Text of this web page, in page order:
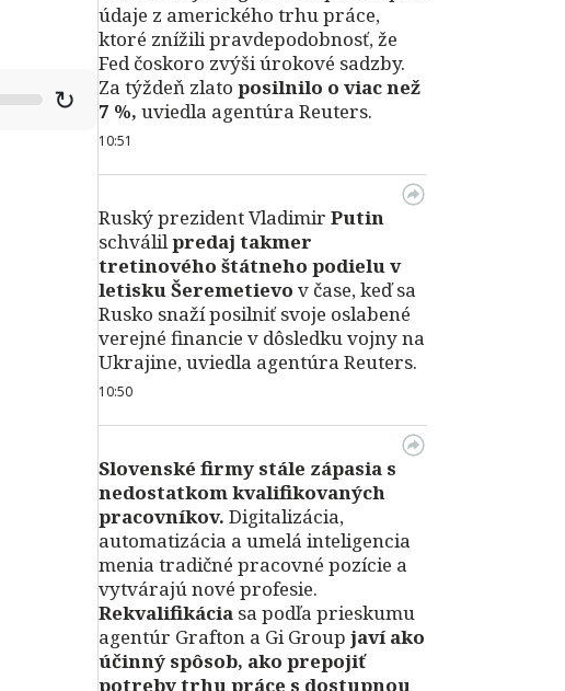
↻
údaje z amerického trhu práce,
ktoré znížili pravdepodobnosť, že
Fed čoskoro zvýši úrokové sadzby.
Za týždeň zlato posilnilo o viac než
7 %, uviedla agentúra Reuters.
10:51
Ruský prezident Vladimir Putin
schválilpredaj takmer
tretinového štátneho podielu v
letisku Šeremetievo v čase, keď sa
Rusko snaží posilniť svoje oslabené
verejné financie v dôsledku vojny na
Ukrajine, uviedla agentúra Reuters.
10:50
Slovenské firmy stále zápasia s
nedostatkom kvalifikovaných
pracovníkov. Digitalizácia,
automatizácia a umelá inteligencia
menia tradičné pracovné pozície a
vytvárajú nové profesie.
Rekvalifikácia sa podľa prieskumu
agentúr Grafton a Gi Group javí ako
účinný spôsob, ako prepojiť
potreby trhu práce s dostupnou